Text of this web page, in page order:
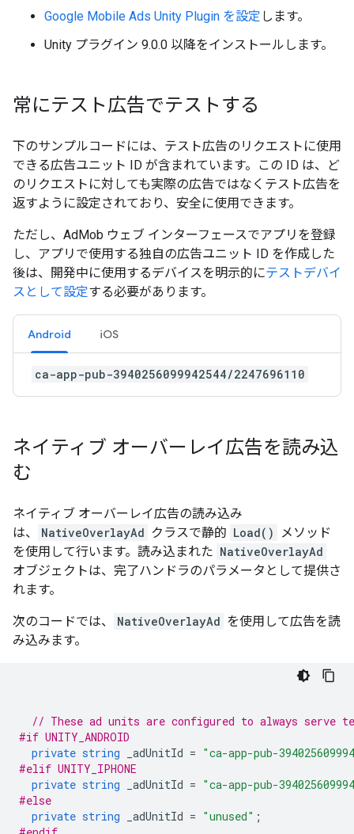
Google Mobile Ads Unity Plugin を設定 します。
Unity プラグイン 9.0.0 以降をインストールします。
常にテスト広告でテストする
下のサンプルコードには、テスト広告のリクエストに使用
できる広告ユニット ID が含まれています。この ID は、ど
のリクエストに対しても実際の広告ではなくテスト広告を
返すように設定されており、安全に使用できます。
ただし、AdMob ウェブ インターフェースでアプリを登録
し、アプリで使用する独自の広告ユニット ID を作成した
後は、開発中に使用するデバイスを明示的にテストデバイ
スとして設定する必要があります。
Android iOS
ca-app-pub-3940256099942544/2247696110
ネイティブ オーバーレイ広告を読み込
む
ネイティブ オーバーレイ広告の読み込み
は、
NativeOverlayAd クラスで静的 Load()
メソッド
を使用して行います。読み込まれた NativeOverlayAd
オブジェクトは、完了ハンドラのパラメータとして提供さ
れます。
次のコードでは、 NativeOverlayAd を使用して広告を読
み込みます。
// These ad units are configured to always serve
#if UNITY_ANDROID
private string _adUnitId = "ca-app-pub-
#elif UNITY_IPHONE
private string _adUnitId = "ca-app-pub-
#else
private string _adUnitId = "unused" ;